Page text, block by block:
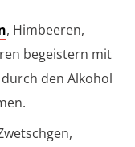
, Himbeeren,
begeistern mit
den Alkohol